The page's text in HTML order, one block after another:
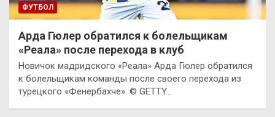
ФУТБОЛ
Арда Гюлер обратился к болельщикам
«Реала» после перехода в клуб
Новичок мадридского «Реала» Арда Гюлер обратился
к болельщикам команды после своего перехода из
турецкого «Фенербахче». © GETTY…